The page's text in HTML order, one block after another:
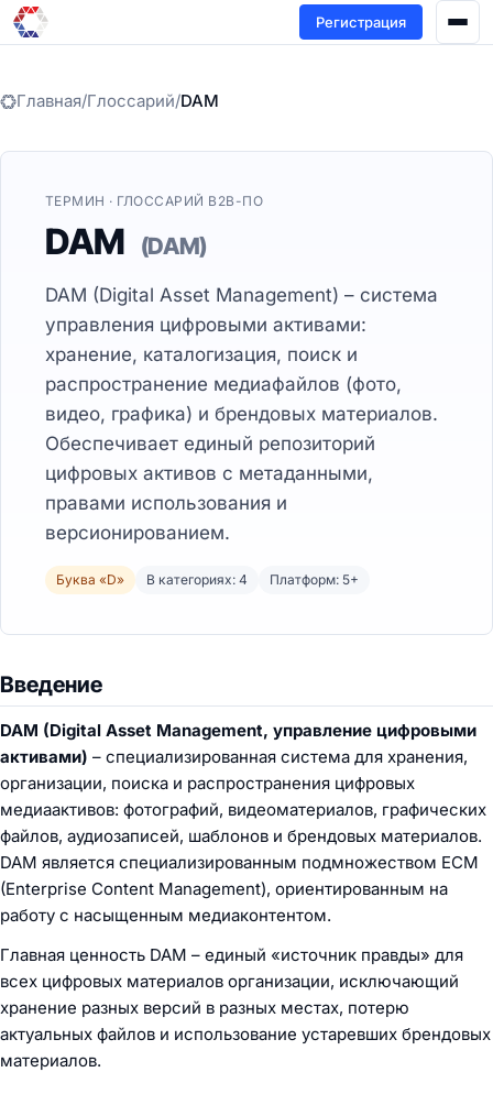
Регистрация
Главная/Глоссарий/DAM
ТЕРМИН · ГЛОССАРИЙ B2B-ПО
DAM (DAM)
DAM (Digital Asset Management) – система
управления цифровыми активами:
хранение, каталогизация, поиск и
распространение медиафайлов (фото,
видео, графика) и брендовых материалов.
Обеспечивает единый репозиторий
цифровых активов с метаданными,
правами использования и
версионированием.
Буква «D» В категориях: 4 Платформ: 5+
Введение
DAM (Digital Asset Management, управление цифровыми
активами) – специализированная система для хранения,
организации, поиска и распространения цифровых
медиаактивов: фотографий, видеоматериалов, графических
файлов, аудиозаписей, шаблонов и брендовых материалов.
DAM является специализированным подмножеством ECM
(Enterprise Content Management), ориентированным на
работу с насыщенным медиаконтентом.
Главная ценность DAM – единый «источник правды» для
всех цифровых материалов организации, исключающий
хранение разных версий в разных местах, потерю
актуальных файлов и использование устаревших брендовых
материалов.